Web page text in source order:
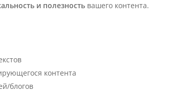
и полезность вашего контента.
контента
блогов